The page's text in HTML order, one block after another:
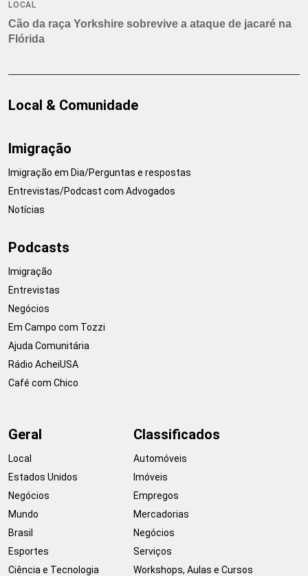
LOCAL
Cão da raça Yorkshire sobrevive a ataque de jacaré na
Flórida
Local & Comunidade
Imigração
Imigração em Dia/Perguntas e respostas
Entrevistas/Podcast com Advogados
Notícias
Podcasts
Imigração
Entrevistas
Negócios
Em Campo com Tozzi
Ajuda Comunitária
Rádio AcheiUSA
Café com Chico
Geral
Local
Estados Unidos
Negócios
Mundo
Brasil
Esportes
Ciência e Tecnologia
Classificados
Automóveis
Imóveis
Empregos
Mercadorias
Negócios
Serviços
Workshops, Aulas e Cursos